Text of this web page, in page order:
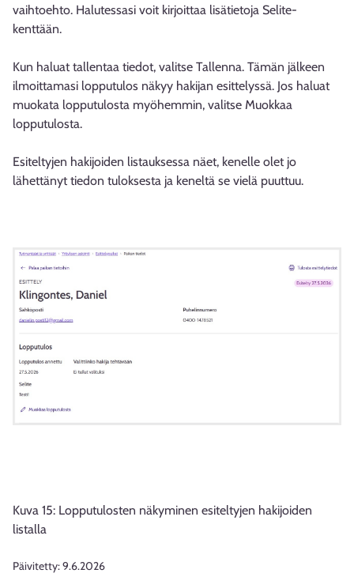
vaihtoehto. Halutessasi voit kirjoittaa lisätietoja Selite-
kenttään.
Kun haluat tallentaa tiedot, valitse Tallenna. Tämän jälkeen
ilmoittamasi lopputulos näkyy hakijan esittelyssä. Jos haluat
muokata lopputulosta myöhemmin, valitse Muokkaa
lopputulosta.
Esiteltyjen hakijoiden listauksessa näet, kenelle olet jo
lähettänyt tiedon tuloksesta ja keneltä se vielä puuttuu.
Kuva 15: Lopputulosten näkyminen esiteltyjen hakijoiden
listalla
Päivitetty:9.6.2026